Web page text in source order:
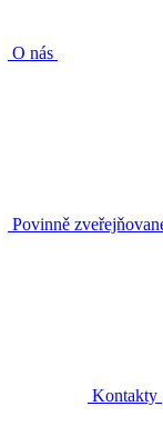
O nás
Povinně
Kontakty